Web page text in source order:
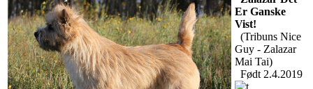
Er Ganske
Vist!
(Tribuns Nice
Guy - Zalazar
Mai Tai)
Født 2.4.2019